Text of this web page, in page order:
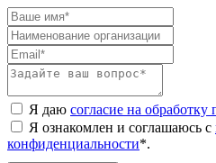
Я даю согласие на
Я ознакомлен и соглашаюсь с
конфиденциальности*.